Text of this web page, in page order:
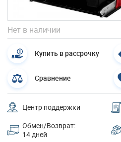
Нет в наличии
Купить в рассрочку
Сравнение
Центр поддержки
Обмен/Возврат:
14 дней